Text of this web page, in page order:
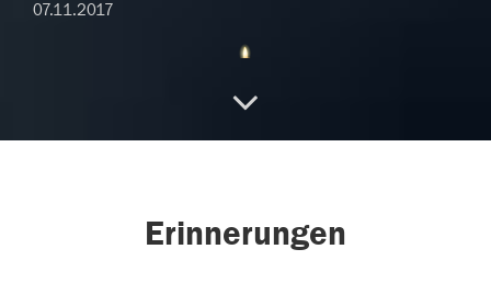
07.11.2017
Liebe Eva, ich sende dir mein herzliches Beileid.
Es tut mit sehr leid....weiterlesen
Erinnerungen